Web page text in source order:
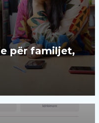
për familjet,